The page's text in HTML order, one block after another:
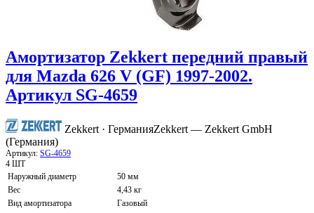
Амортизатор Zekkert передний правый
для Mazda 626 V (GF) 1997-2002.
Артикул SG-4659
Zekkert · ГерманияZekkert — Zekkert GmbH
(Германия)
Артикул: SG-4659
4 ШТ
Наружный диаметр
50 мм
Вес
4,43 кг
Вид амортизатора
Газовый